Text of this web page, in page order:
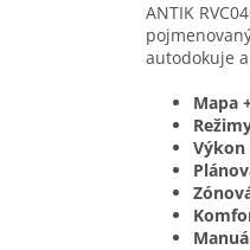
ANTIK
autodokuje
Mapa
Výkon